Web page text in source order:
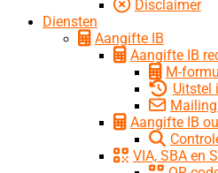
Disclaimer
Diensten
Aangifte IB
Aangifte IB
M-
Uitstel
Aangifte IB
VIA, SBA en